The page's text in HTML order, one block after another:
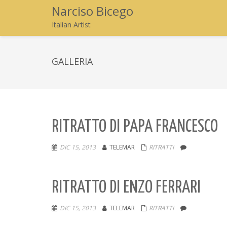
Narciso Bicego
Italian Artist
GALLERIA
RITRATTO DI PAPA FRANCESCO
DIC 15, 2013 TELEMAR RITRATTI
RITRATTO DI ENZO FERRARI
DIC 15, 2013 TELEMAR RITRATTI